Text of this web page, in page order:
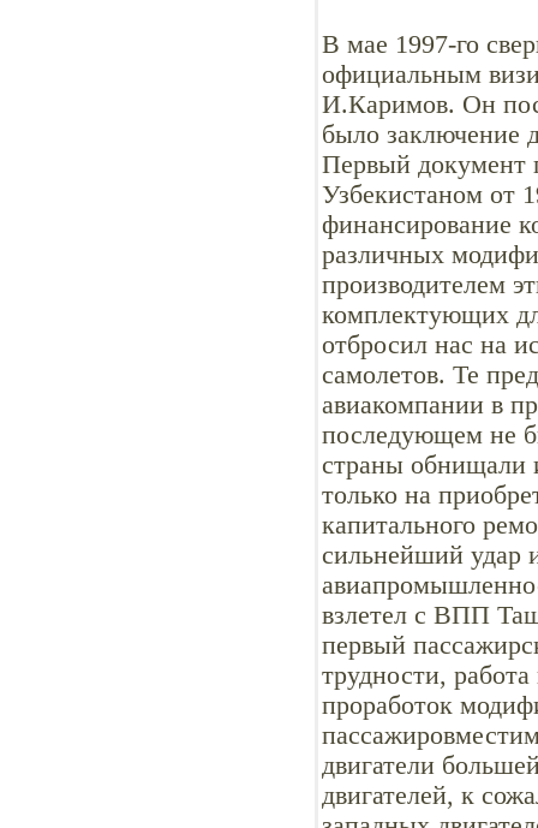
В мае 1997-го
официальным
И.Каримов. Он
было заключение
Первый документ
Узбекистаном от
финансирование
различных
производителем
комплектующих
отбросил нас на
самолетов. Те
авиакомпании в
последующем не
страны обнищали
только на
капитального
сильнейший удар
взлетел с ВПП
первый
трудности,
проработок
двигатели
двигателей, к